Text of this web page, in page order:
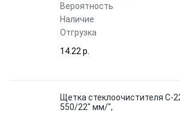
Вероятность
Наличие
Отгрузка
14.22 p.
Щетка стеклоочистителя C-
550/22" мм/",